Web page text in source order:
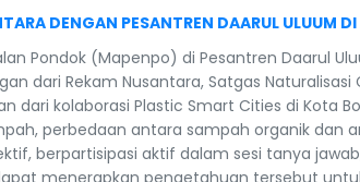
DENGAN PESANTREN DAARUL ULUUM
Pondok (Mapenpo) di Pesantren Daarul
dari Rekam Nusantara, Satgas Naturalisasi
dari kolaborasi Plastic Smart Cities di
perbedaan antara sampah organik dan
berpartisipasi aktif dalam sesi tanya
menerapkan pengetahuan tersebut